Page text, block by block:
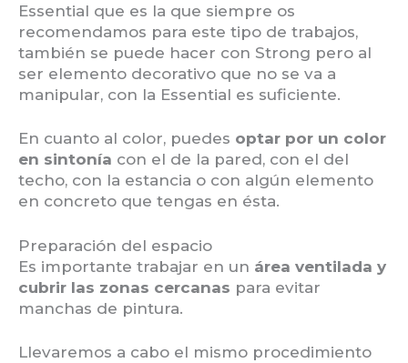
Essential que es la que siempre os
recomendamos para este tipo de trabajos,
también se puede hacer con Strong pero al
ser elemento decorativo que no se va a
manipular, con la Essential es suficiente.
En cuanto al color, puedes optar por un color
en sintonía con el de la pared, con el del
techo, con la estancia o con algún elemento
en concreto que tengas en ésta.
Preparación del espacio
Es importante trabajar en un área ventilada y
cubrir las zonas cercanas para evitar
manchas de pintura.
Llevaremos a cabo el mismo procedimiento